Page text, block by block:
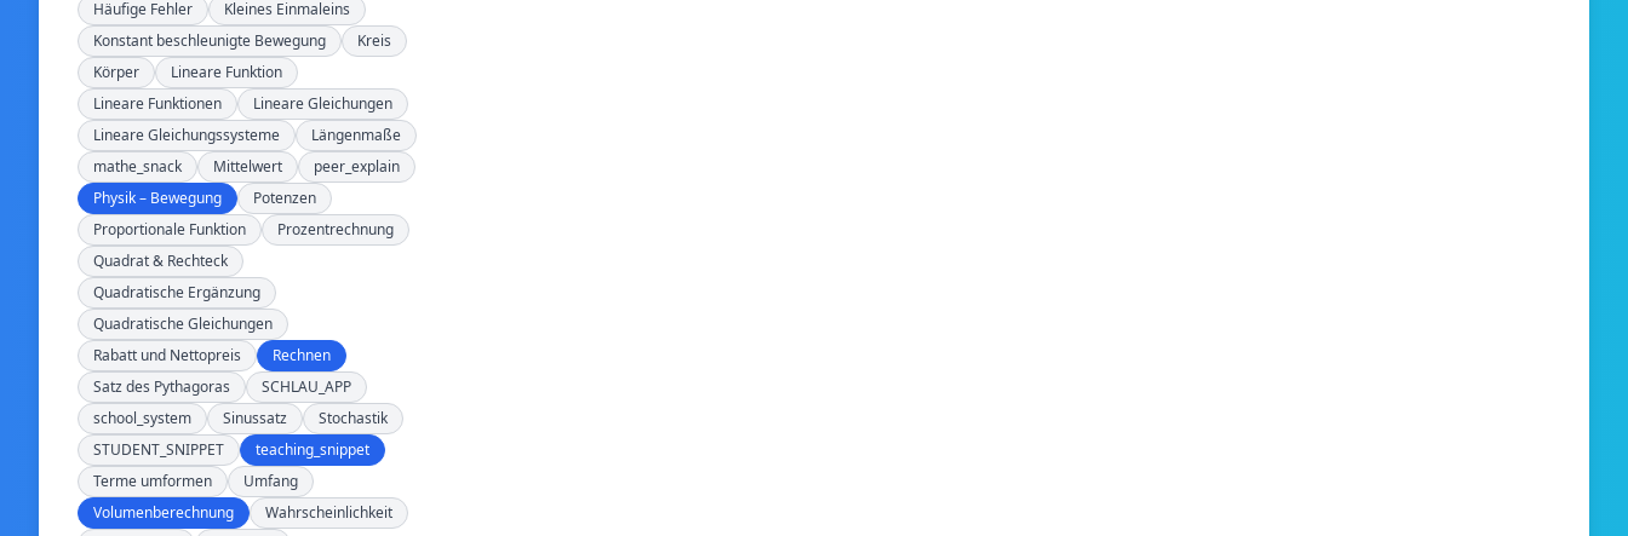
Häufige Fehler
Kleines Einmaleins
Konstant beschleunigte Bewegung
Kreis
Körper
Lineare Funktion
Lineare Funktionen
Lineare Gleichungen
Lineare Gleichungssysteme
Längenmaße
mathe_snack
Mittelwert
peer_explain
Physik – Bewegung
Potenzen
Proportionale Funktion
Prozentrechnung
Quadrat & Rechteck
Quadratische Ergänzung
Quadratische Gleichungen
Rabatt und Nettopreis
Rechnen
Satz des Pythagoras
SCHLAU_APP
school_system
Sinussatz
Stochastik
STUDENT_SNIPPET
teaching_snippet
Terme umformen
Umfang
Volumenberechnung
Wahrscheinlichkeit